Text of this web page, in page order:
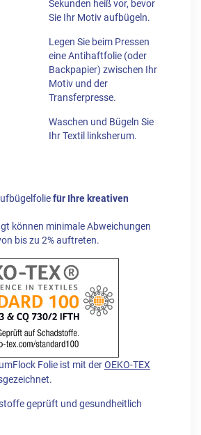
Sekunden heiß vor, bevor
Sie Ihr Motiv aufbügeln.
Legen Sie beim Pressen
eine Antihaftfolie (oder
Backpapier) zwischen Ihr
Motiv und der
Transferpresse.
Waschen und Bügeln Sie
Ihr Textil linksherum.
für Ihre kreativen
können minimale Abweichungen
bis zu 2% auftreten.
Folie ist mit derOEKO-TEX
geprüft und gesundheitlich